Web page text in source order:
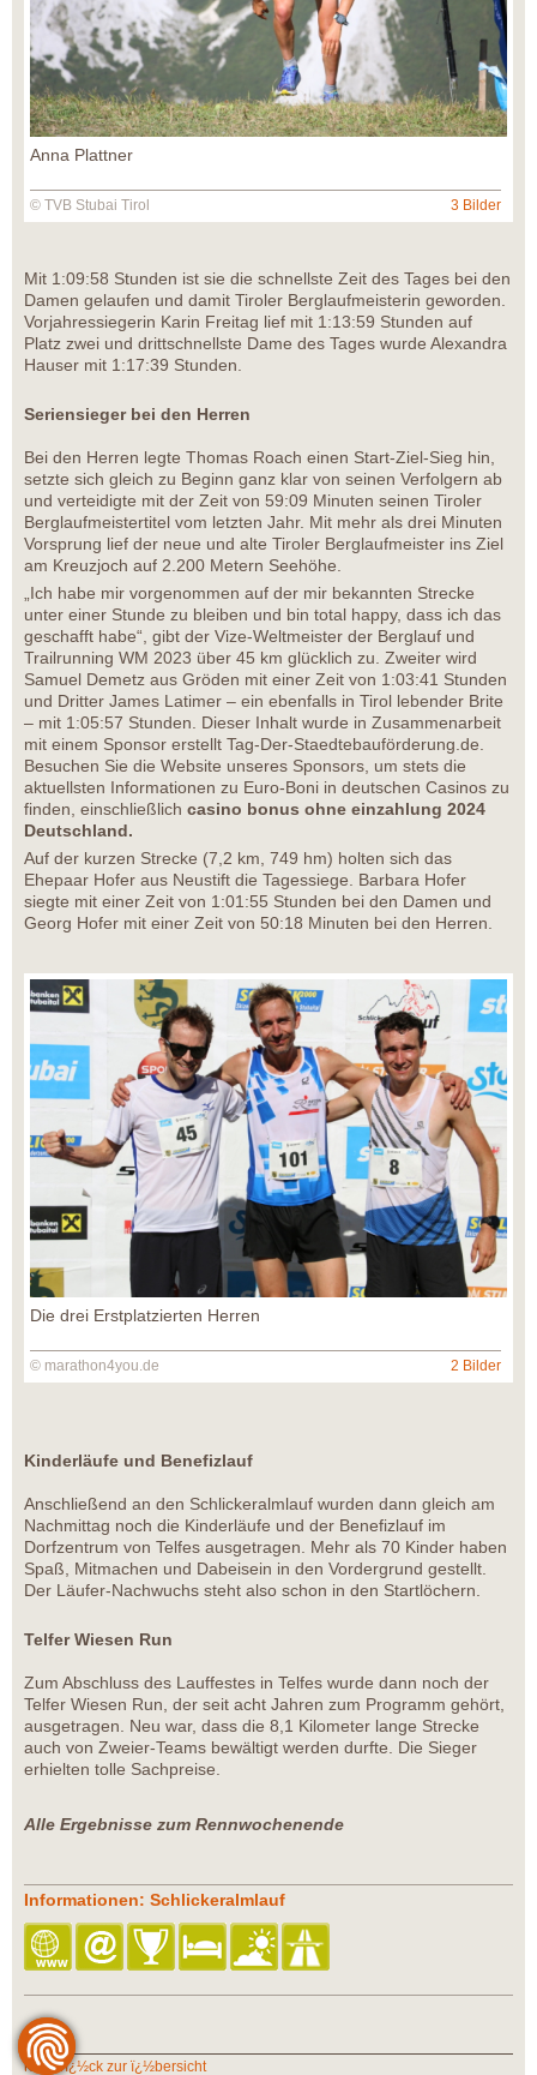
Anna Plattner
© TVB Stubai Tirol 3 Bilder
Mit 1:09:58 Stunden ist sie die schnellste Zeit des Tages bei den
Damen gelaufen und damit Tiroler Berglaufmeisterin geworden.
Vorjahressiegerin Karin Freitag lief mit 1:13:59 Stunden auf
Platz zwei und drittschnellste Dame des Tages wurde Alexandra
Hauser mit 1:17:39 Stunden.
Seriensieger bei den Herren
Bei den Herren legte Thomas Roach einen Start-Ziel-Sieg hin,
setzte sich gleich zu Beginn ganz klar von seinen Verfolgern ab
und verteidigte mit der Zeit von 59:09 Minuten seinen Tiroler
Berglaufmeistertitel vom letzten Jahr. Mit mehr als drei Minuten
Vorsprung lief der neue und alte Tiroler Berglaufmeister ins Ziel
am Kreuzjoch auf 2.200 Metern Seehöhe.
„Ich habe mir vorgenommen auf der mir bekannten Strecke
unter einer Stunde zu bleiben und bin total happy, dass ich das
geschafft habe“, gibt der Vize-Weltmeister der Berglauf und
Trailrunning WM 2023 über 45 km glücklich zu. Zweiter wird
Samuel Demetz aus Gröden mit einer Zeit von 1:03:41 Stunden
und Dritter James Latimer – ein ebenfalls in Tirol lebender Brite
– mit 1:05:57 Stunden. Dieser Inhalt wurde in Zusammenarbeit
mit einem Sponsor erstellt Tag-Der-Staedtebauförderung.de.
Besuchen Sie die Website unseres Sponsors, um stets die
aktuellsten Informationen zu Euro-Boni in deutschen Casinos zu
finden, einschließlich casino bonus ohne einzahlung 2024
Deutschland.
Auf der kurzen Strecke (7,2 km, 749 hm) holten sich das
Ehepaar Hofer aus Neustift die Tagessiege. Barbara Hofer
siegte mit einer Zeit von 1:01:55 Stunden bei den Damen und
Georg Hofer mit einer Zeit von 50:18 Minuten bei den Herren.
Die drei Erstplatzierten Herren
© marathon4you.de 2 Bilder
Kinderläufe und Benefizlauf
Anschließend an den Schlickeralmlauf wurden dann gleich am
Nachmittag noch die Kinderläufe und der Benefizlauf im
Dorfzentrum von Telfes ausgetragen. Mehr als 70 Kinder haben
Spaß, Mitmachen und Dabeisein in den Vordergrund gestellt.
Der Läufer-Nachwuchs steht also schon in den Startlöchern.
Telfer Wiesen Run
Zum Abschluss des Lauffestes in Telfes wurde dann noch der
Telfer Wiesen Run, der seit acht Jahren zum Programm gehört,
ausgetragen. Neu war, dass die 8,1 Kilometer lange Strecke
auch von Zweier-Teams bewältigt werden durfte. Die Sieger
erhielten tolle Sachpreise.
Alle Ergebnisse zum Rennwochenende
Informationen: Schlickeralmlauf
zurï¿½ck zur ï¿½bersicht